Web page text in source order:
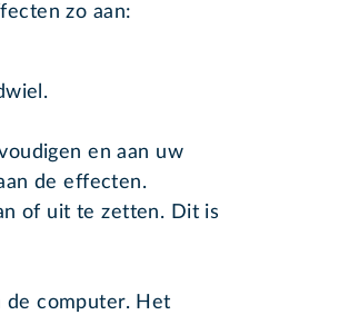
zo aan:
en aan uw
de effecten.
of uit te zetten. Dit is
de computer. Het